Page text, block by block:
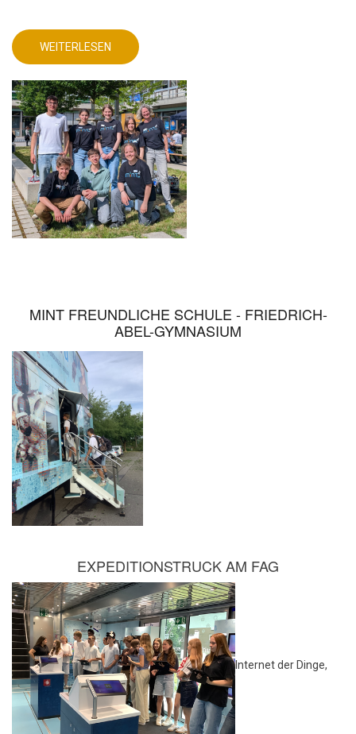
PRAKTISCHEN
HERAUSFORDERUNGEN
WEITERLESEN
ÜBER
MINT-
STELLT
SICH
PRAKTISCHEN
HERAUSFORDERUNGEN
MINT FREUNDLICHE SCHULE - FRIEDRICH-
ABEL-GYMNASIUM
EXPEDITIONSTRUCK AM FAG
Internet der Dinge,